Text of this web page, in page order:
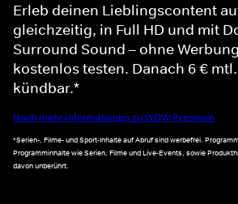
Erleb deinen Lieblingscontent
gleichzeitig, in Full HD und mit
Surround Sound – ohne
kostenlos testen. Danach 6 €
kündbar.*
Noch mehr Informationen zu WOW Premium
*Serien-, Filme- und Sport-Inhalte auf Abruf sind werbefrei.
Programminhalte wie Serien, Filme und Live-Events, sowie
davon unberührt.